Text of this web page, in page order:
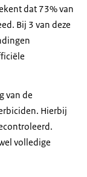
dat 73% van
Bij 3 van deze
van de
Hierbij
volledige